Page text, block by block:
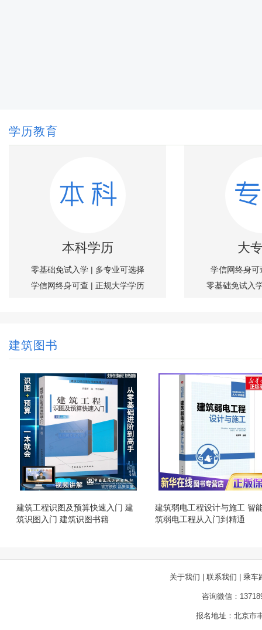
学历教育
本科学历
零基础免试入学 | 多专业可选择
学信网终身可查 | 正规大学学历
大
学信网终身
零基础免试入
建筑图书
建筑工程识图及预算快速入门 建
筑识图入门 建筑识图书籍
建筑弱电工程设计与施工 智
筑弱电工程从入门到精通
关于我们 联系我们 乘车
咨询微信：
报名地址：北京市